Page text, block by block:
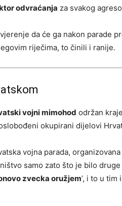
odvraćanja za svakog
da će ga nakon parade
riječima, to činili i ranije.
vojni mimohod održan
okupirani dijelovi
vojna parada,
samo zato što je bilo
zvecka oružjem’, i to u tim